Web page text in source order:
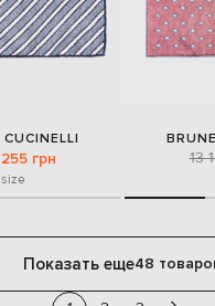
грн 13
Показать еще48